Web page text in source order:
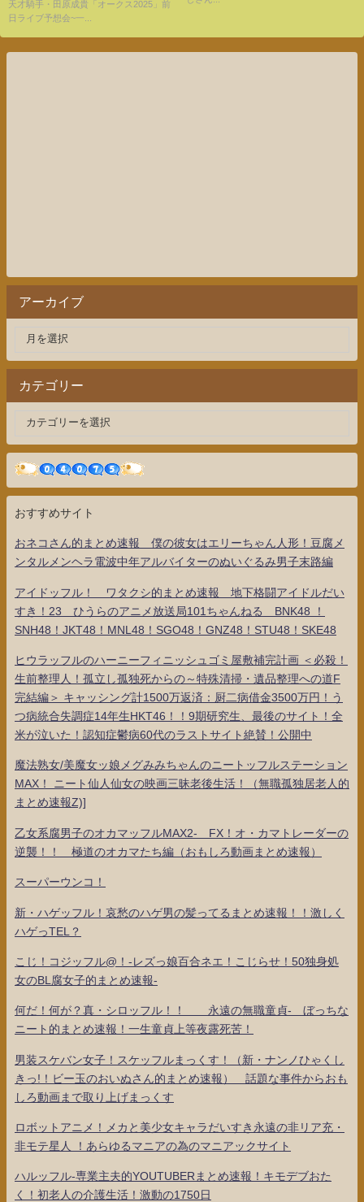
天才騎手・田原成貴「オークス2025」前
日ライブ予想会~一...
アーカイブ
カテゴリー
おすすめサイト
おネコさん的まとめ速報 僕の彼女はエリーちゃん人形！豆腐メ
ンタルメンヘラ電波中年アルバイターのぬいぐるみ男子末路編
アイドッフル！ ワタクシ的まとめ速報 地下格闘アイドルだい
すき！23 ひうらのアニメ放送局101ちゃんねる BNK48 ！
SNH48！JKT48！MNL48！SGO48！GNZ48！STU48！SKE48
ヒウラッフルのハーニーフィニッシュゴミ屋敷補完計画 ＜必殺！
生前整理人！孤立し孤独死からの～特殊清掃・遺品整理への道F
完結編＞ キャッシング計1500万返済：厨二病借金3500万円！う
つ病統合失調症14年生HKT46！！9期研究生、最後のサイト！全
米が泣いた！認知症鬱病60代のラストサイト絶賛！公開中
魔法熟女/美魔女ッ娘メグみみちゃんのニートッフルステーション
MAX！ ニート仙人仙女の映画三昧老後生活！（無職孤独居老人的
まとめ速報Z)]
乙女系腐男子のオカマッフルMAX2- FX！オ・カマトレーダーの
逆襲！！ 極道のオカマたち編（おもしろ動画まとめ速報）
スーパーウンコ！
新・ハゲッフル！哀愁のハゲ男の髪ってるまとめ速報！！激しく
ハゲっTEL？
こじ！コジッフル@！-レズっ娘百合ネエ！こじらせ！50独身処
女のBL腐女子的まとめ速報-
何だ！何が？真・シロッフル！！ 永遠の無職童貞- ぼっちな
ニート的まとめ速報！一生童貞上等夜露死苦！
男装スケバン女子！スケッフルまっくす！（新・ナンノひゃくし
きっ!！ビー玉のおいぬさん的まとめ速報） 話題な事件からおも
しろ動画まで取り上げまっくす
ロボットアニメ！メカと美少女キャラだいすき永遠の非リア充・
非モテ星人 ！あらゆるマニアの為のマニアックサイト
ハルッフル-専業主夫的YOUTUBERまとめ速報！キモデブおた
く！初老人の介護生活！激動の1750日